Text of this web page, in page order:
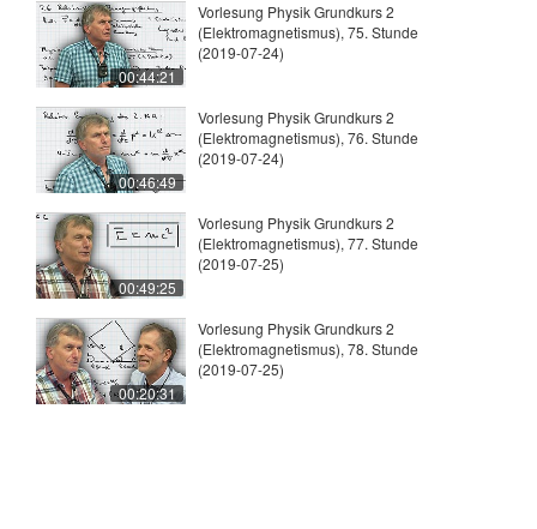
00:44:21
Vorlesung Physik Grundkurs 2
(Elektromagnetismus), 75. Stunde
(2019-07-24)
00:46:49
Vorlesung Physik Grundkurs 2
(Elektromagnetismus), 76. Stunde
(2019-07-24)
00:49:25
Vorlesung Physik Grundkurs 2
(Elektromagnetismus), 77. Stunde
(2019-07-25)
00:20:31
Vorlesung Physik Grundkurs 2
(Elektromagnetismus), 78. Stunde
(2019-07-25)